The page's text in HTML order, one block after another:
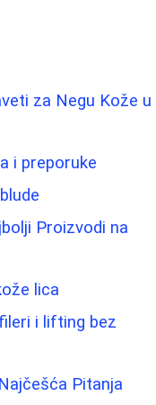
za Negu Kože u
i preporuke
Proizvodi na
lica
i lifting bez
Pitanja